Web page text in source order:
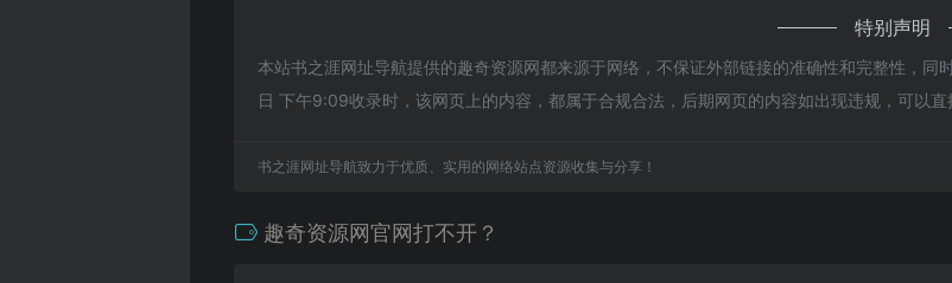
特别声明
本站书之涯网址导航提供的趣奇资源网都来源于网络，不保证外部链接的准确性和完整性，
日 下午9:09收录时，该网页上的内容，都属于合规合法，后期网页的内容如出现违规，可以
书之涯网址导航致力于优质、实用的网络站点资源收集与分享！
趣奇资源网官网打不开？